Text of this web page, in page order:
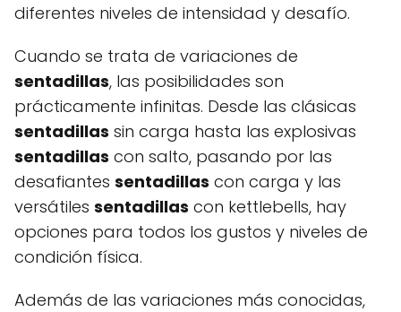
diferentes niveles de intensidad y desafío.
Cuando se trata de variaciones de
sentadillas, las posibilidades son
prácticamente infinitas. Desde las clásicas
sentadillas sin carga hasta las explosivas
sentadillas con salto, pasando por las
desafiantes sentadillas con carga y las
versátiles sentadillas con kettlebells, hay
opciones para todos los gustos y niveles de
condición física.
Además de las variaciones más conocidas,